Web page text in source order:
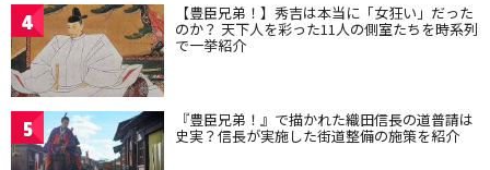
4 【豊臣兄弟！】秀吉は本当に「女狂い」だった
のか？ 天下人を彩った11人の側室たちを時系列
で一挙紹介
5 『豊臣兄弟！』で描かれた織田信長の道普請は
史実？信長が実施した街道整備の施策を紹介